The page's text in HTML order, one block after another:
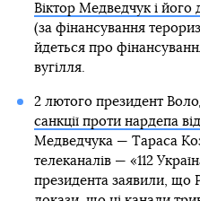
Віктор Медведчук і
(за фінансування
йдеться про
вугілля.
2 лютого президент
санкції проти нардепа
Медведчука — Тараса
телеканалів — «112
президента заявили, що